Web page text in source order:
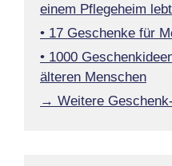
einem Pflegeheim lebt
• 17 Geschenke für
• 1000
älteren Menschen
→ Weitere